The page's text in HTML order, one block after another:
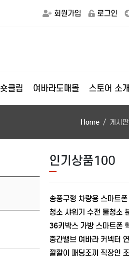
회원가입 로그인
숏클립 여바라도매몰 스토어 소개
Home 게시판
인기상품100